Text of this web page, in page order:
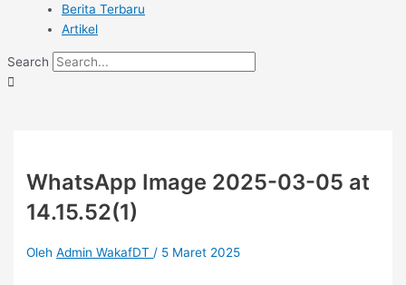
Berita Terbaru
Artikel
Search
WhatsApp Image 2025-03-05 at
14.15.52(1)
OlehAdmin WakafDT/ 5 Maret 2025